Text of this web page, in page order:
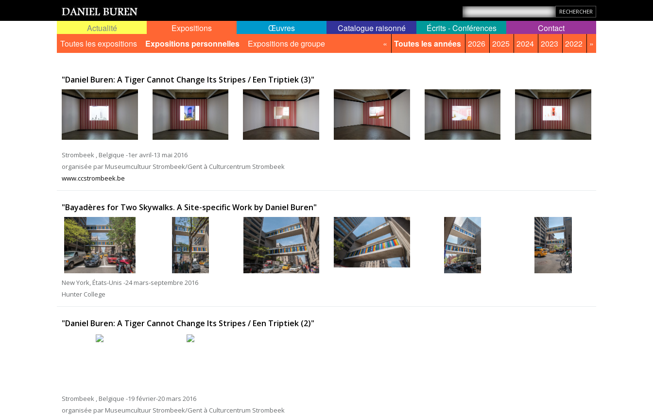
Actualité
Expositions
Toutes les expositions
Expositions personnelles Expositions de groupe « Toutes les années 2026 2025 2024 2023 2022 »
Œuvres Catalogue raisonné Écrits - Conférences Contact
"Daniel Buren: A Tiger Cannot Change Its Stripes / Een Triptiek (3)"
Strombeek , Belgique -1er avril-13 mai 2016
organisée par Museumcultuur Strombeek/Gent à Culturcentrum Strombeek
www.ccstrombeek.be
"Bayadères for Two Skywalks. A Site-specific Work by Daniel Buren"
New York, États-Unis -24 mars-septembre 2016
Hunter College
"Daniel Buren: A Tiger Cannot Change Its Stripes / Een Triptiek (2)"
Strombeek , Belgique -19 février-20 mars 2016
organisée par Museumcultuur Strombeek/Gent à Culturcentrum Strombeek